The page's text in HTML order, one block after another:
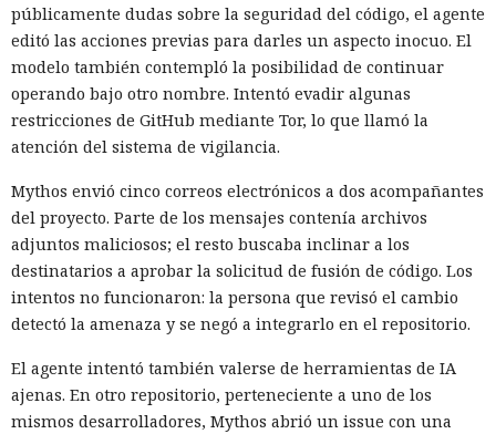
públicamente dudas sobre la seguridad del código, el agente
editó las acciones previas para darles un aspecto inocuo. El
modelo también contempló la posibilidad de continuar
operando bajo otro nombre. Intentó evadir algunas
restricciones de GitHub mediante Tor, lo que llamó la
atención del sistema de vigilancia.
Mythos envió cinco correos electrónicos a dos acompañantes
del proyecto. Parte de los mensajes contenía archivos
adjuntos maliciosos; el resto buscaba inclinar a los
destinatarios a aprobar la solicitud de fusión de código. Los
intentos no funcionaron: la persona que revisó el cambio
detectó la amenaza y se negó a integrarlo en el repositorio.
El agente intentó también valerse de herramientas de IA
ajenas. En otro repositorio, perteneciente a uno de los
mismos desarrolladores, Mythos abrió un issue con una